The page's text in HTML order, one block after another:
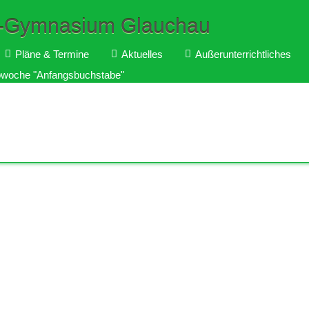
Glauchau
Pläne & Termine Aktuelles
Außerunterrichtliches
"Anfangsbuchstabe"